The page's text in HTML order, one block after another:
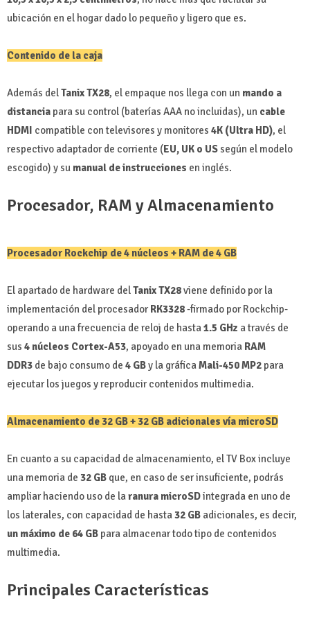
ubicación en el hogar dado lo pequeño y ligero que es.
Contenido de la caja
Además delTanix TX28, el empaque nos llega con un mando a
distancia para su control (baterías AAA no incluidas), un cable
HDMI compatible con televisores y monitores 4K (Ultra HD), el
respectivo adaptador de corriente (EU, UK o US según el modelo
escogido) y su manual de instrucciones en inglés.
Procesador, RAM y Almacenamiento
Procesador Rockchip de 4 núcleos + RAM de 4 GB
El apartado de hardware delTanix TX28viene definido por la
implementación del procesador RK3328-firmado por Rockchip-
operando a una frecuencia de reloj de hasta1.5 GHz a través de
sus 4 núcleos Cortex-A53, apoyado en una memoria RAM
DDR3 de bajo consumo de 4 GBy la gráficaMali-450 MP2 para
ejecutar los juegos y reproducir contenidos multimedia.
Almacenamiento de 32 GB + 32 GB adicionales vía microSD
En cuanto a su capacidad de almacenamiento, el TV Box incluye
una memoria de 32 GB que, en caso de ser insuficiente, podrás
ampliar haciendo uso de laranura microSDintegrada en uno de
los laterales, con capacidad de hasta32 GB adicionales, es decir,
un máximo de 64 GB para almacenar todo tipo de contenidos
multimedia.
Principales Características